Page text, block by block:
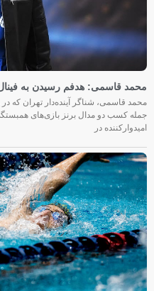
محمد قاسمی: هدفم رسیدن به فینال ۴۰۰ متر بازی‌های آسیایی
محمد قاسمی، شناگر آینده‌دار تهران که در
جمله کسب دو مدال برنز بازی‌های
امیدوارکننده در